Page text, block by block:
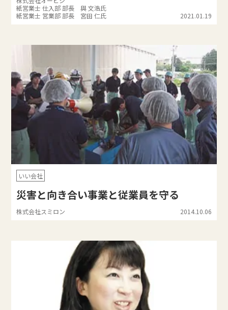
紙営業士 仕入部 部長 與 文浩氏
紙営業士 営業部 部長 宮田 仁氏
2021.01.19
いい会社
災害と向き合い事業と従業員を守る
株式会社スミロン 2014.10.06